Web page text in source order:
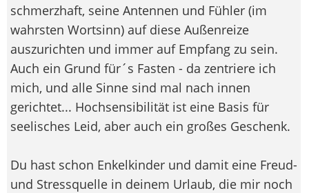
schmerzhaft, seine Antennen und Fühler (im
wahrsten Wortsinn) auf diese Außenreize
auszurichten und immer auf Empfang zu sein.
Auch ein Grund für´s Fasten - da zentriere ich
mich, und alle Sinne sind mal nach innen
gerichtet... Hochsensibilität ist eine Basis für
seelisches Leid, aber auch ein großes Geschenk.
Du hast schon Enkelkinder und damit eine Freud-
und Stressquelle in deinem Urlaub, die mir noch